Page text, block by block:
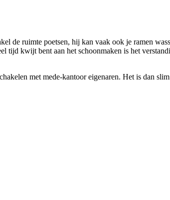
de ruimte poetsen, hij kan vaak ook je ramen
kwijt bent aan het schoonmaken is het
met mede-kantoor eigenaren. Het is dan